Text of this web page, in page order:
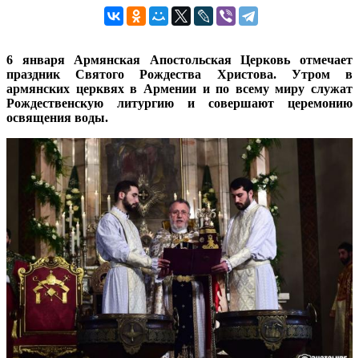
6 января Армянская Апостольская Церковь отмечает
праздник Святого Рождества Христова. Утром в
армянских церквях в Армении и по всему миру служат
Рождественскую литургию и совершают церемонию
освящения воды.